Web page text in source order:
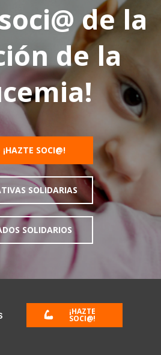
de la
de la
¡HAZTE SOCI@!
SOLIDARIAS
SOLIDARIOS
¡HAZTE
SOCI@!